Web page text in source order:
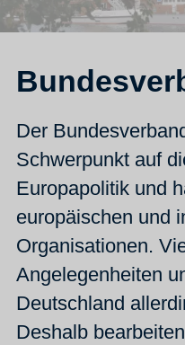
Der
Schwerpunkt auf
Europapolitik und
europäischen und
Organisationen.
Angelegenheiten
Deutschland
Deshalb